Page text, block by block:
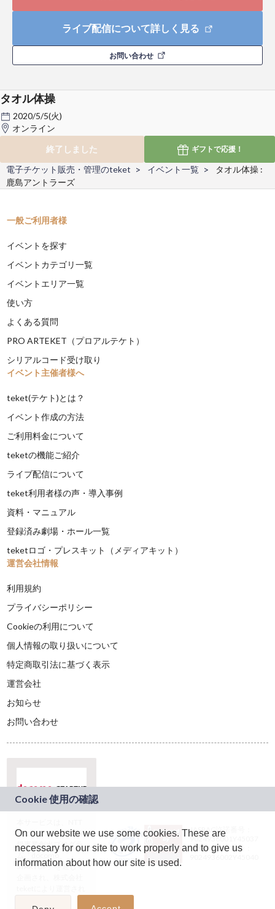
ライブ配信について詳しく見る
お問い合わせ
タオル体操
2020/5/5(火)
オンライン
終了しました
ギフトで応援！
電子チケット販売・管理のteket イベント一覧
タオル体操 :
鹿島アントラーズ
一般ご利用者様
イベントを探す
イベントカテゴリ一覧
イベントエリア一覧
使い方
よくある質問
PRO ARTEKET（プロアルテケト）
シリアルコード受け取り
イベント主催者様へ
teket(テケト)とは？
イベント作成の方法
ご利用料金について
teketの機能ご紹介
ライブ配信について
teket利用者様の声・導入事例
資料・マニュアル
登録済み劇場・ホール一覧
teketロゴ・プレスキット（メディアキット）
運営会社情報
利用規約
プライバシーポリシー
Cookieの利用について
個人情報の取り扱いについて
特定商取引法に基づく表示
運営会社
お知らせ
お問い合わせ
ドコモグループの新
規事業創出プログラ
ム「docomo
STARTUP」を通じて
JASRAC許諾番号：
9024936001Y45037
JASRAC許諾番号：
On our website we use some cookies. These are
necessary for our site to work properly and to give us
information about how our site is used.